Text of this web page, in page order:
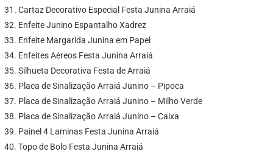
Cartaz Decorativo Especial Festa Junina Arraiá
Enfeite Junino Espantalho Xadrez
Enfeite Margarida Junina em Papel
Enfeites Aéreos Festa Junina Arraiá
Silhueta Decorativa Festa de Arraiá
Placa de Sinalização Arraiá Junino – Pipoca
Placa de Sinalização Arraiá Junino – Milho Verde
Placa de Sinalização Arraiá Junino – Caixa
Painel 4 Laminas Festa Junina Arraiá
Topo de Bolo Festa Junina Arraiá